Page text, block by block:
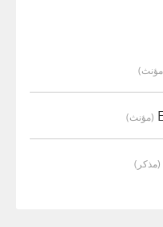
(مؤنث)
(مذكر)